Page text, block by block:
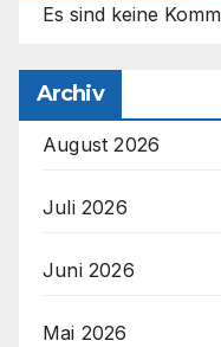
Es sind keine
Archiv
August 2026
Juli 2026
Juni 2026
Mai 2026